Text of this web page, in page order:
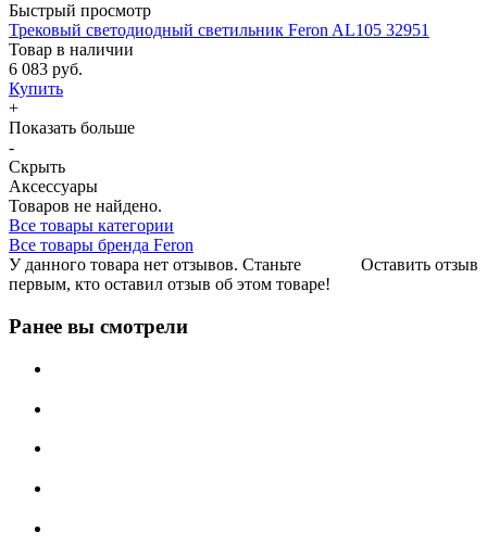
Быстрый просмотр
Трековый светодиодный светильник Feron AL105 32951
Товар в наличии
6 083 руб.
Купить
+
Показать больше
-
Скрыть
Аксессуары
Товаров не найдено.
Все товары категории
Все товары бренда Feron
Оставить отзыв
У данного товара нет отзывов. Станьте
первым, кто оставил отзыв об этом товаре!
Ранее вы смотрели